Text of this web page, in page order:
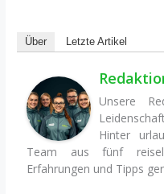
Über Letzte Artikel
Unsere
Hinter
Team aus fünf
Erfahrungen und Tipps